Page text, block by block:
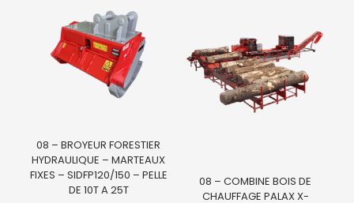
08 – BROYEUR FORESTIER
HYDRAULIQUE – MARTEAUX
FIXES – SIDFP120/150 – PELLE
DE 10T A 25T
08 – COMBINE BOIS DE
CHAUFFAGE PALAX X-